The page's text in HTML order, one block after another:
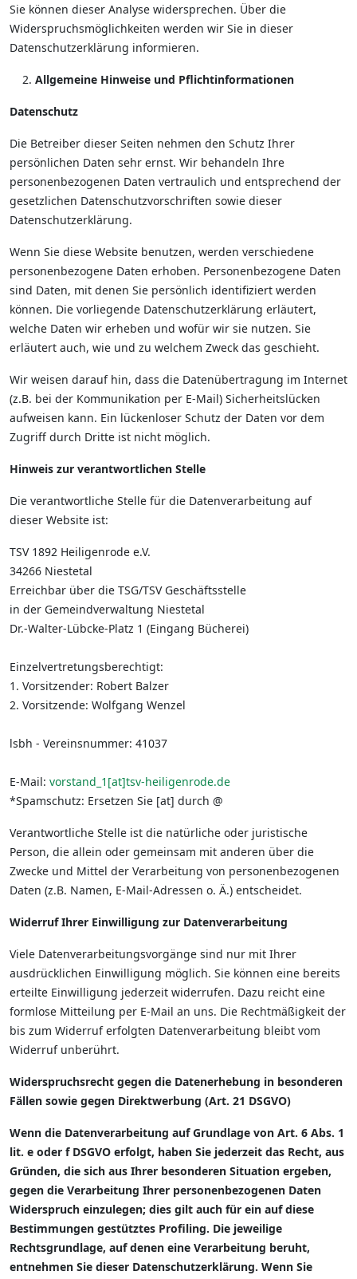
Sie können dieser Analyse widersprechen. Über die
Widerspruchsmöglichkeiten werden wir Sie in dieser
Datenschutzerklärung informieren.
Allgemeine Hinweise und Pflichtinformationen
Datenschutz
Die Betreiber dieser Seiten nehmen den Schutz Ihrer
persönlichen Daten sehr ernst. Wir behandeln Ihre
personenbezogenen Daten vertraulich und entsprechend der
gesetzlichen Datenschutzvorschriften sowie dieser
Datenschutzerklärung.
Wenn Sie diese Website benutzen, werden verschiedene
personenbezogene Daten erhoben. Personenbezogene Daten
sind Daten, mit denen Sie persönlich identifiziert werden
können. Die vorliegende Datenschutzerklärung erläutert,
welche Daten wir erheben und wofür wir sie nutzen. Sie
erläutert auch, wie und zu welchem Zweck das geschieht.
Wir weisen darauf hin, dass die Datenübertragung im Internet
(z.B. bei der Kommunikation per E-Mail) Sicherheitslücken
aufweisen kann. Ein lückenloser Schutz der Daten vor dem
Zugriff durch Dritte ist nicht möglich.
Hinweis zur verantwortlichen Stelle
Die verantwortliche Stelle für die Datenverarbeitung auf
dieser Website ist:
TSV 1892 Heiligenrode e.V.
34266 Niestetal
Erreichbar über die TSG/TSV Geschäftsstelle
in der Gemeindverwaltung Niestetal
Dr.-Walter-Lübcke-Platz 1 (Eingang Bücherei)
Einzelvertretungsberechtigt:
1. Vorsitzender: Robert Balzer
2. Vorsitzende: Wolfgang Wenzel
lsbh - Vereinsnummer: 41037
E-Mail: vorstand_1[at]tsv-heiligenrode.de
*Spamschutz: Ersetzen Sie [at] durch @
Verantwortliche Stelle ist die natürliche oder juristische
Person, die allein oder gemeinsam mit anderen über die
Zwecke und Mittel der Verarbeitung von personenbezogenen
Daten (z.B. Namen, E-Mail-Adressen o. Ä.) entscheidet.
Widerruf Ihrer Einwilligung zur Datenverarbeitung
Viele Datenverarbeitungsvorgänge sind nur mit Ihrer
ausdrücklichen Einwilligung möglich. Sie können eine bereits
erteilte Einwilligung jederzeit widerrufen. Dazu reicht eine
formlose Mitteilung per E-Mail an uns. Die Rechtmäßigkeit der
bis zum Widerruf erfolgten Datenverarbeitung bleibt vom
Widerruf unberührt.
Widerspruchsrecht gegen die Datenerhebung in besonderen
Fällen sowie gegen Direktwerbung (Art. 21 DSGVO)
Wenn die Datenverarbeitung auf Grundlage von Art. 6 Abs. 1
lit. e oder f DSGVO erfolgt, haben Sie jederzeit das Recht, aus
Gründen, die sich aus Ihrer besonderen Situation ergeben,
gegen die Verarbeitung Ihrer personenbezogenen Daten
Widerspruch einzulegen; dies gilt auch für ein auf diese
Bestimmungen gestütztes Profiling. Die jeweilige
Rechtsgrundlage, auf denen eine Verarbeitung beruht,
entnehmen Sie dieser Datenschutzerklärung. Wenn Sie